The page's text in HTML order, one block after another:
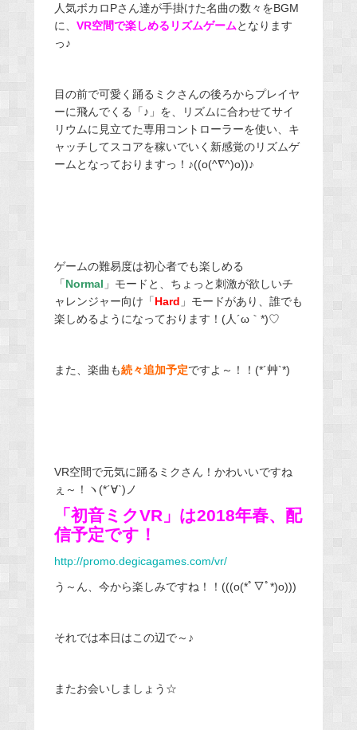
人気ボカロPさん達が手掛けた名曲の数々をBGM
に、 VR空間で楽しめるリズムゲームとなります
っ♪
目の前で可愛く踊るミクさんの後ろからプレイヤ
ーに飛んでくる「♪」を、リズムに合わせてサイ
リウムに見立てた専用コントローラーを使い、キ
ャッチしてスコアを稼いでいく新感覚のリズムゲ
ームとなっておりますっ！♪((o(^∇^)o))♪
ゲームの難易度は初心者でも楽しめる
「Normal 」モードと、ちょっと刺激が欲しいチ
ャレンジャー向け「Hard 」モードがあり、誰でも
楽しめるようになっております！(人´ω｀*)♡
また、楽曲も続々追加予定ですよ～！！(*´艸`*)
VR空間で元気に踊るミクさん！かわいいですね
ぇ～！ヽ(*´∀`)ノ
「初音ミクVR」は2018年春、配
信予定です！
http://promo.degicagames.com/vr/
う～ん、今から楽しみですね！！(((o(*ﾟ▽ﾟ*)o)))
それでは本日はこの辺で～♪
またお会いしましょう☆